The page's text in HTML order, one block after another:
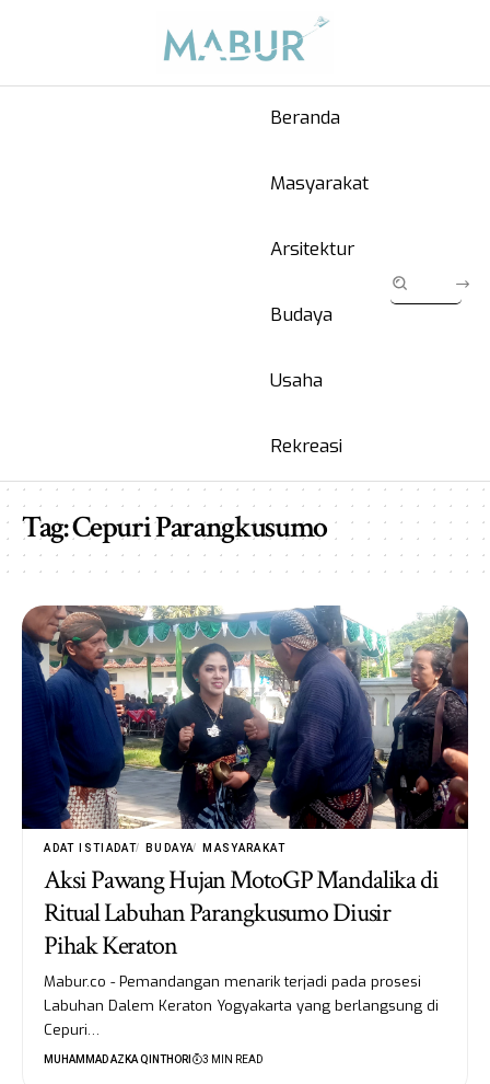
Beranda
Masyarakat
Arsitektur
Budaya
Usaha
Rekreasi
Tag:Cepuri Parangkusumo
ADAT ISTIADAT BUDAYA MASYARAKAT
Aksi Pawang Hujan MotoGP Mandalika di
Ritual Labuhan Parangkusumo Diusir
Pihak Keraton
Mabur.co - Pemandangan menarik terjadi pada prosesi
Labuhan Dalem Keraton Yogyakarta yang berlangsung di
Cepuri…
MUHAMMAD AZKA QINTHORI 3 MIN READ